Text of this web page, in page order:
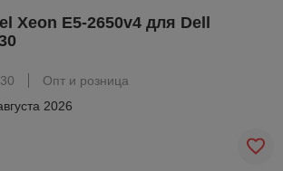
Xeon E5-2650v4 для Dell
Опт и розница
2026